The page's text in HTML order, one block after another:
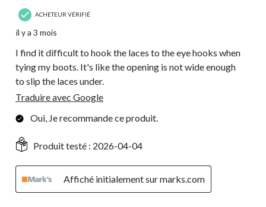
ACHETEUR VÉRIFIÉ
il y a 3 mois
I find it difficult to hook the laces to the eye hooks when
tying my boots. It's like the opening is not wide enough
to slip the laces under.
Traduire avec Google
Oui, Je recommande ce produit.
Produit testé : 2026-04-04
Affiché initialement sur marks.com